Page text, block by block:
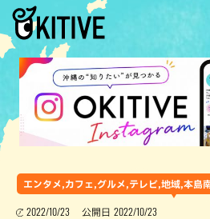
エンタメ,カフェ,グルメ,テレビ,地域,本島
2022/10/23 公開日 2022/10/23